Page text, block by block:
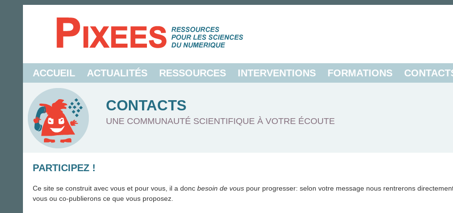
ACCUEIL ACTUALITÉS RESSOURCES INTERVENTIONS FORMATIONS
CONTACTS
UNE COMMUNAUTÉ SCIENTIFIQUE À VOTRE ÉCOUTE
PARTICIPEZ !
Ce site se construit avec vous et pour vous, il a donc besoin de vous pour progresser: selon votre message nous rentrerons
vous ou co-publierons ce que vous proposez.